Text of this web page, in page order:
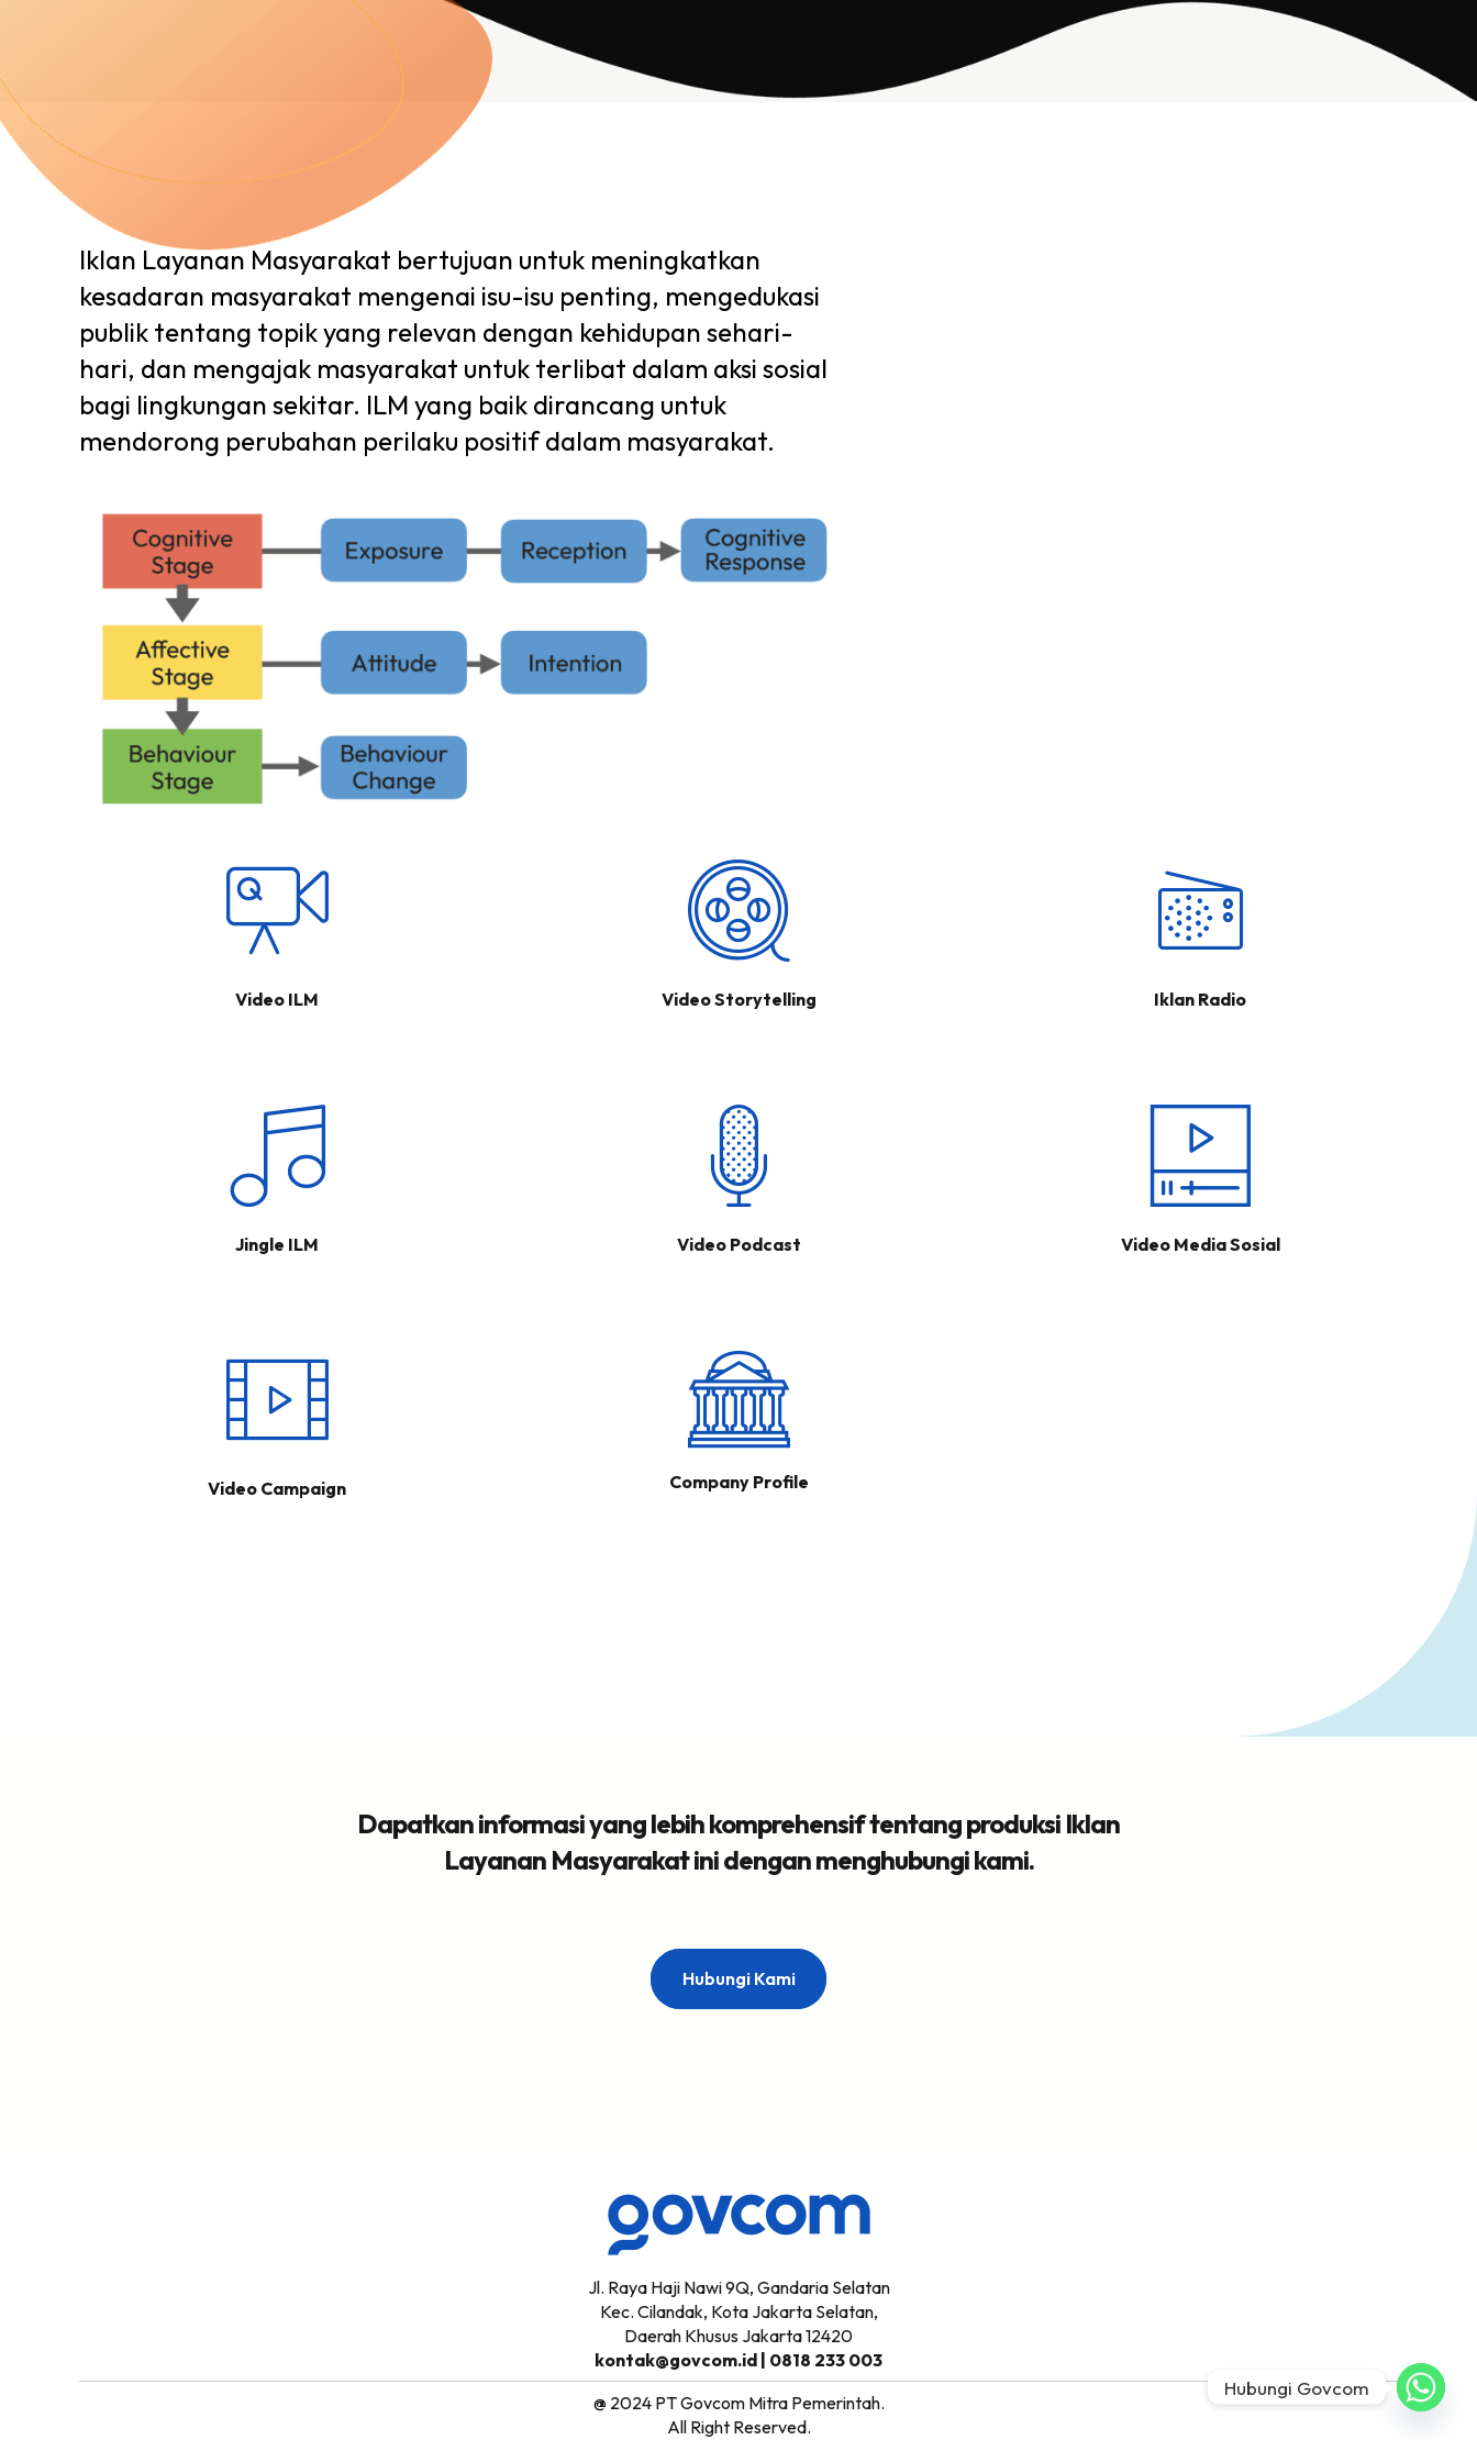
Iklan Layanan Masyarakat bertujuan untuk meningkatkan
kesadaran masyarakat mengenai isu-isu penting, mengedukasi
publik tentang topik yang relevan dengan kehidupan sehari-
hari, dan mengajak masyarakat untuk terlibat dalam aksi sosial
bagi lingkungan sekitar. ILM yang baik dirancang untuk
mendorong perubahan perilaku positif dalam masyarakat.
Video ILM Video Storytelling Iklan Radio
Jingle ILM Video Podcast Video Media Sosial
Video Campaign Company Profile
Dapatkan informasi yang lebih komprehensif tentang produksi Iklan
Layanan Masyarakat ini dengan menghubungi kami.
Hubungi Kami
Jl. Raya Haji Nawi 9Q, Gandaria Selatan
Kec. Cilandak, Kota Jakarta Selatan,
Daerah Khusus Jakarta 12420
kontak@govcom.id | 0818 233 003
@ 2024 PT Govcom Mitra Pemerintah.
All Right Reserved.
Hubungi Govcom